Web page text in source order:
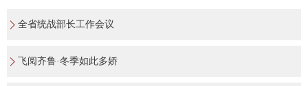
全省统战部长工作会议
飞阅齐鲁·冬季如此多娇